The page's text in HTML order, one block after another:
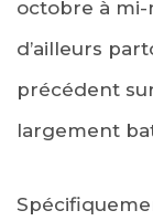
octobre à
d’ailleurs
précédent
largement